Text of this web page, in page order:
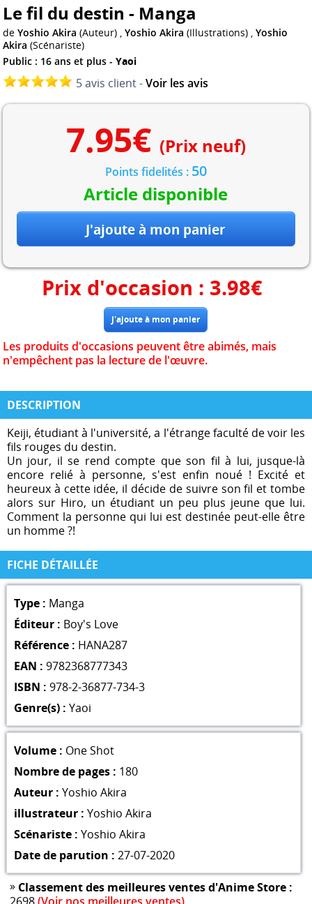
Le fil du destin - Manga
deYoshio Akira (Auteur) ,Yoshio Akira (Illustrations) ,Yoshio
Akira (Scénariste)
Public : 16 ans et plus -Yaoi
5 avis client -Voir les avis
7.95€ (Prix neuf)
Points fidelités : 50
Article disponible
Prix d'occasion : 3.98€
Les produits d'occasions peuvent être abimés, mais
n'empêchent pas la lecture de l'œuvre.
DESCRIPTION
Keiji, étudiant à l'université, a l'étrange faculté de voir les
fils rouges du destin.
Un jour, il se rend compte que son fil à lui, jusque-là
encore relié à personne, s'est enfin noué ! Excité et
heureux à cette idée, il décide de suivre son fil et tombe
alors sur Hiro, un étudiant un peu plus jeune que lui.
Comment la personne qui lui est destinée peut-elle être
un homme ?!
FICHE DÉTAILLÉE
Type : Manga
Éditeur : Boy's Love
Référence : HANA287
EAN : 9782368777343
ISBN : 978-2-36877-734-3
Genre(s) : Yaoi
Volume : One Shot
Nombre de pages : 180
Auteur : Yoshio Akira
illustrateur : Yoshio Akira
Scénariste : Yoshio Akira
Date de parution : 27-07-2020
» Classement des meilleures ventes d'Anime Store :
2698(Voir nos meilleures ventes)